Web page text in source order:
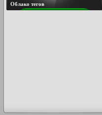
Облако тегов